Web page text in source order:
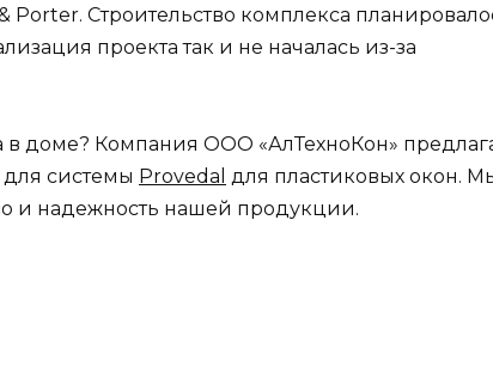
Строительство комплекса
проекта так и не началась из-за
в доме? Компания ООО «АлТехноКон»
системы Provedal для пластиковых окон.
и надежность нашей продукции.